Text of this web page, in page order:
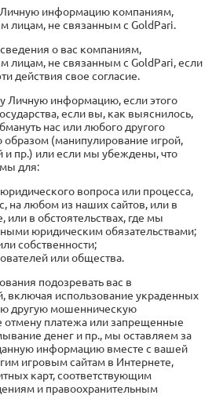
информацию компаниям,
лицам, не связанным с GoldPari.
о вас компаниям,
лицам, не связанным с GoldPari, если
действия свое согласие.
информацию, если этого
если вы, как выяснилось,
нас или любого другого
образом (манипулирование игрой,
и пр.) или если мы убеждены, что
для:
вопроса или процесса,
на любом из наших сайтов, или в
в обстоятельствах, где мы
юридическим обязательствами;
собственности;
или общества.
подозревать вас в
включая использование украденных
другую мошенническую
отмену платежа или запрещенные
денег и пр., мы оставляем за
информацию вместе с вашей
игровым сайтам в Интернете,
карт, соответствующим
и правоохранительным